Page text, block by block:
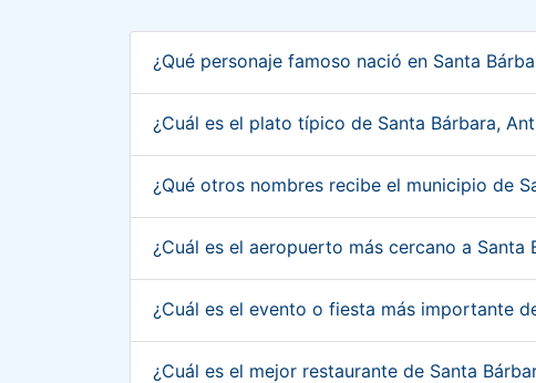
¿Qué personaje famoso nació en Santa
¿Cuál es el plato típico de Santa Bárbara,
¿Qué otros nombres recibe el municipio de
¿Cuál es el aeropuerto más cercano a
¿Cuál es el evento o fiesta más importante
¿Cuál es el mejor restaurante de Santa